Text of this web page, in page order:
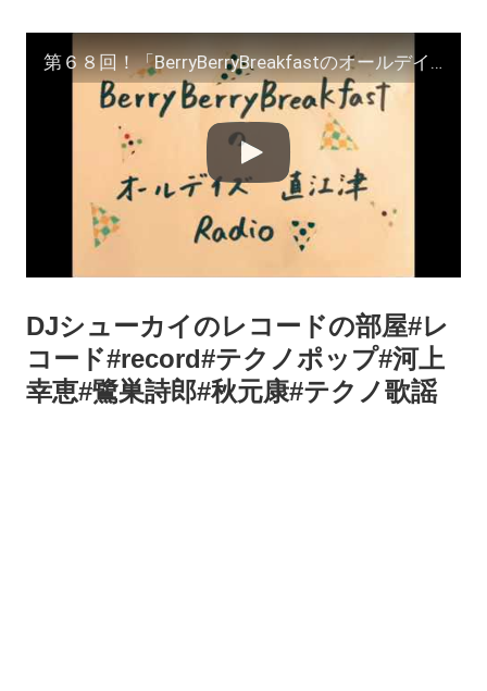
第６８回！「BerryBerryBreakfastのオールデイズ直江津Radio」ヨーグルト田中とDJシューカイ #ラジオエッセイ
DJシューカイのレコードの部屋#レ
コード#record#テクノポップ#河上
幸恵#鷺巣詩郎#秋元康#テクノ歌謡